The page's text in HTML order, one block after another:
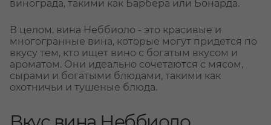
винограда, такими как Барбера или Бонарда.
В целом, вина Неббиоло - это красивые и
многогранные вина, которые могут придется по
вкусу тем, кто ищет вино с богатым вкусом и
ароматом. Они идеально сочетаются с мясом,
сырами и богатыми блюдами, такими как
охотничьи и тушеные блюда.